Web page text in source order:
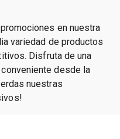
en nuestra
variedad de productos
Disfruta de una
desde la
nuestras